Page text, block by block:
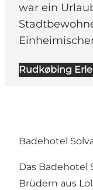
war ein
Rudkøbing
Badehotel
Das Badehotel
Brüdern aus